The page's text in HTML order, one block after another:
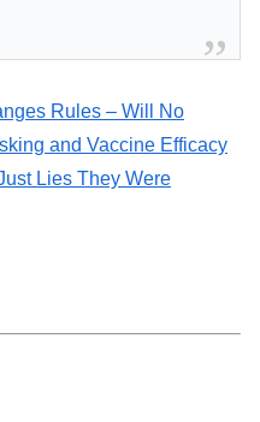
Rules – Will No
and Vaccine Efficacy
Lies They Were